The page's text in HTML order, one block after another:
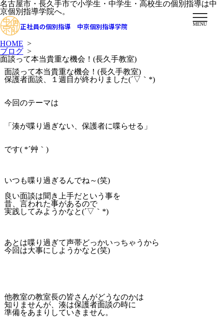
名古屋市・長久手市で小学生・中学生・高校生の個別指導は中
京個別指導学院へ。
正社員の個別指導 中京個別指導学院 MENU
HOME >
ブログ >
面談って本当貴重な機会！(長久手教室)
面談って本当貴重な機会！(長久手教室)
保護者面談、１週目が終わりました(´▽｀*)
今回のテーマは
「湊が喋り過ぎない、保護者に喋らせる」
です( *´艸｀)
いつも喋り過ぎるんでね～(笑)
良い面談は聞き上手だという事を
昔、言われた事があるので
実践してみようかなと(´▽｀*)
あとは喋り過ぎて声帯どっかいっちゃうから
今回は大事にしようかなと(笑)
他教室の教室長の皆さんがどうなのかは
知りませんが、湊は保護者面談の時に
準備をあまりしていきません。